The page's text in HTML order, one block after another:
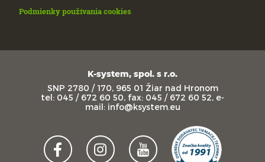
Podmienky používania cookies
K-system, spol. s r.o.
SNP 2780 / 170, 965 01 Žiar nad Hronom
tel: 045 / 672 60 50, fax: 045 / 672 60 52, e-
mail: info@ksystem.eu